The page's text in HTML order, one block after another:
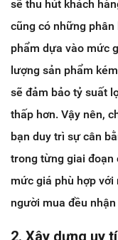
sẽ thu hút khách
cũng có những
phẩm dựa vào mức
lượng sản phẩm
sẽ đảm bảo tỷ suất
thấp hơn. Vậy nên,
bạn duy trì sự cân
trong từng giai đoạn
mức giá phù hợp
người mua đều
2. Xây dựng uy